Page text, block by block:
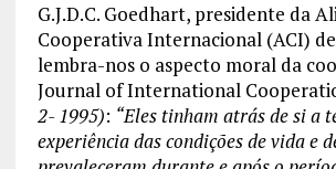
G.J.D.C. Goedhart, presidente da
Cooperativa Internacional (ACI) de
lembra-nos o aspecto moral da
Journal of International
2- 1995): “Eles tinham atrás de si a
experiência das condições de vida e